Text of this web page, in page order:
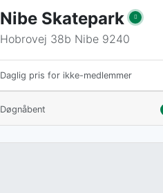
Nibe Skatepark
Hobrovej 38b Nibe 9240
Daglig pris for ikke-medlemmer
Døgnåbent